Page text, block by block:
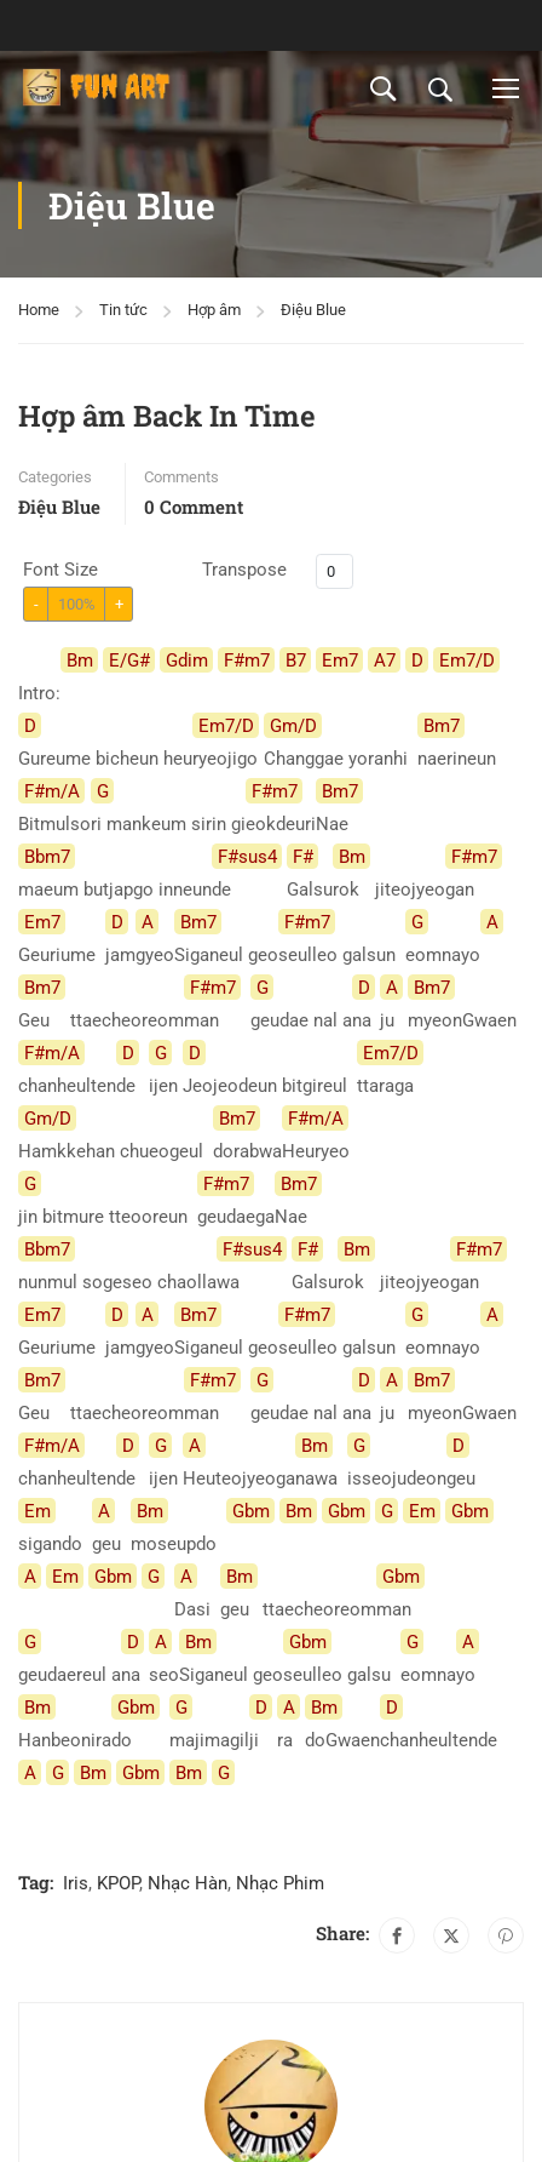
Điệu Blue
Home Tin tức Hợp âm Điệu Blue
Hợp âm Back In Time
Categories
Điệu Blue
Comments
0 Comment
Font Size
- 100% +
Transpose
Intro:
Bm E/G# Gdim F#m7 B7 Em7 A7 D Em7/D
D
Gureume bicheun heu
Em7/D
ryeojigo
Gm/D
Changgae yoranhi
Bm7
naerineun
F#m/A
Bitmulso
G
ri mankeum sirin gi
F#m7
eokdeuri
Bm7
Nae
Bbm7
maeum butjapgo inneun
F#sus4
de
F#
Galsu
Bm
rok
jiteojyeo
F#m7
gan
Em7
Geuriume
D
jam
A
gyeo
Bm7
Siganeul geo
F#m7
seulleo galsun
G
eomnayo
A
Bm7
Geu
ttaecheoreom
F#m7
man
G
geudae nal a
D
na
A
ju
Bm7
myeonGwaen
F#m/A
chanheulten
D
de
G
ijen
D
Jeojeodeun bitgireul
Em7/D
ttaraga
Gm/D
Hamkkehan chueogeul
Bm7
dorabwa
F#m/A
Heuryeo
G
jin bitmure tteooreun
F#m7
geudaega
Bm7
Nae
Bbm7
nunmul sogeseo chaolla
F#sus4
wa
F#
Galsu
Bm
rok
jiteojyeo
F#m7
gan
Em7
Geuriume
D
jam
A
gyeo
Bm7
Siganeul geo
F#m7
seulleo galsun
G
eomnayo
A
Bm7
Geu
ttaecheoreom
F#m7
man
G
geudae nal a
D
na
A
ju
Bm7
myeonGwaen
F#m/A
chanheulten
D
de
G
ijen
A
Heuteojyeoga
Bm
nawa
G
isseojudeon
D
geu
Em
sigando
A
geu
Bm
moseupdo
Gbm Bm Gbm G Em Gbm
A Em Gbm G
A
Dasi
Bm
geu
ttaecheoreom
Gbm
man
G
geudaereul a
D
na
A
seo
Bm
Siganeul geo
Gbm
seulleo galsu
G
eomna
A
yo
Bm
Hanbeonira
Gbm
do
G
majimagil
D
ji
A
ra
Bm
doGwaen
D
chanheultende
A
G Bm Gbm Bm G
Tag: Iris, KPOP, Nhạc Hàn, Nhạc Phim
Share: